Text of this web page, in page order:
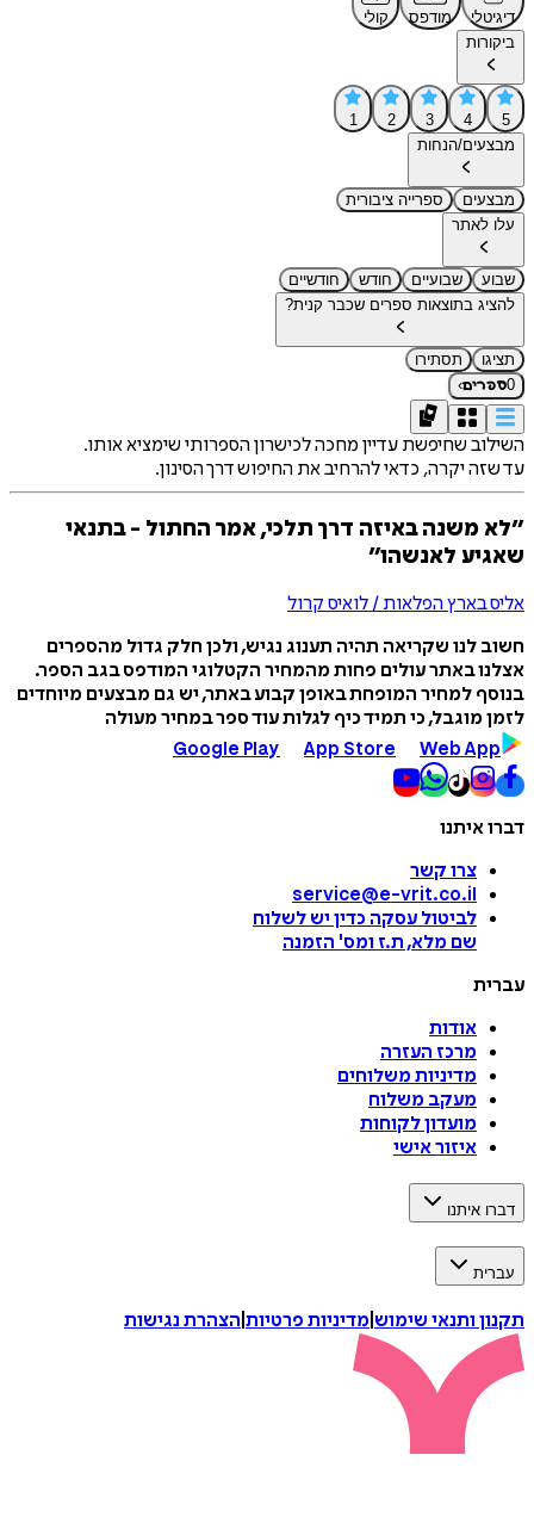
דיגיטלי מודפס
קולי
ביקורות
5
4
3
2
1
מבצעים/הנחות
מבצעים
ספרייה ציבורית
עלו לאתר
שבוע שבועיים חודש
חודשיים
להציג בתוצאות ספרים שכבר קנית?
תציגו
תסתירו
0ספרים›
השילוב שחיפשת עדיין מחכה לכישרון הספרותי שימציא אותו.
עד שזה יקרה, כדאי להרחיב את החיפוש דרך הסינון.
״לא משנה באיזה דרך תלכי, אמר החתול - בתנאי
שאגיע לאנשהו״
אליס בארץ הפלאות / לואיס קרול
חשוב לנו שקריאה תהיה תענוג נגיש, ולכן חלק גדול מהספרים
אצלנו באתר עולים פחות מהמחיר הקטלוגי המודפס בגב הספר.
בנוסף למחיר המופחת באופן קבוע באתר, יש גם מבצעים מיוחדים
לזמן מוגבל, כי תמיד כיף לגלות עוד ספר במחיר מעולה
Google Play
App Store Web App
דברו איתנו
צרו קשר
service@e-vrit.co.il
לביטול עסקה כדין יש לשלוח
שם מלא, ת.ז ומס' הזמנה
עברית
אודות
מרכז העזרה
מדיניות משלוחים
מעקב משלוח
מועדון לקוחות
איזור אישי
דברו איתנו
עברית
תקנון ותנאי שימוש מדיניות פרטיות הצהרת נגישות